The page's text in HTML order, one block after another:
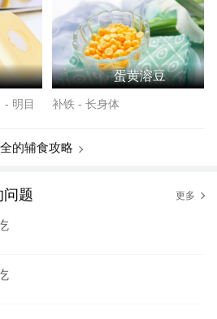
- 明目
蛋黄溶豆
补铁 - 长身体
的辅食攻略
问题 更多